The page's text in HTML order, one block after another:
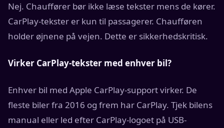
Nej. Chauffører bør ikke læse tekster mens de kører.
CarPlay-tekster er kun til passagerer. Chaufføren
holder øjnene på vejen. Dette er sikkerhedskritisk.
Virker CarPlay-tekster med enhver bil?
Enhver bil med Apple CarPlay-support virker. De
fleste biler fra 2016 og frem har CarPlay. Tjek bilens
manual eller led efter CarPlay-logoet på USB-